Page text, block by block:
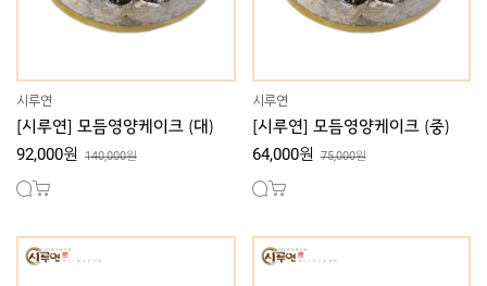
시루연
[시루연] 모듬영양케이크 (대)
92,000원 140,000원
시루연
[시루연] 모듬영양케이크 (중)
64,000원 75,000원